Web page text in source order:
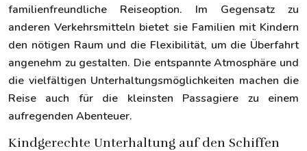
familienfreundliche Reiseoption. Im Gegensatz zu
anderen Verkehrsmitteln bietet sie Familien mit Kindern
den nötigen Raum und die Flexibilität, um die Überfahrt
angenehm zu gestalten. Die entspannte Atmosphäre und
die vielfältigen Unterhaltungsmöglichkeiten machen die
Reise auch für die kleinsten Passagiere zu einem
aufregenden Abenteuer.
Kindgerechte Unterhaltung auf den Schiffen